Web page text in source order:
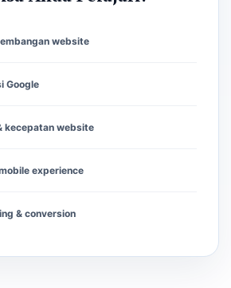
website
Google
kecepatan website
experience
& conversion